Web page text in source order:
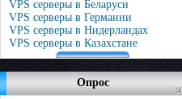
VPS серверы в Беларуси
VPS серверы в Германии
VPS серверы в Нидерландах
VPS серверы в Казахстане
Опрос